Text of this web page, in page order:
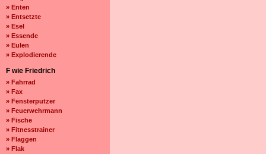
» Enten
» Entsetzte
» Esel
» Essende
» Eulen
» Explodierende
F wie Friedrich
» Fahrrad
» Fax
» Fensterputzer
» Feuerwehrmann
» Fische
» Fitnesstrainer
» Flaggen
» Flak